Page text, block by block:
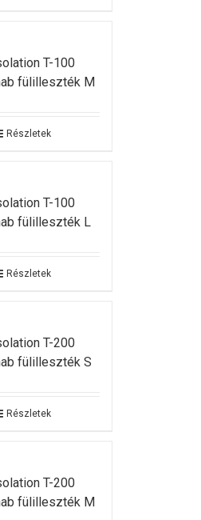
T-100
fülilleszték M
Részletek
T-100
fülilleszték L
Részletek
T-200
fülilleszték S
Részletek
T-200
fülilleszték M